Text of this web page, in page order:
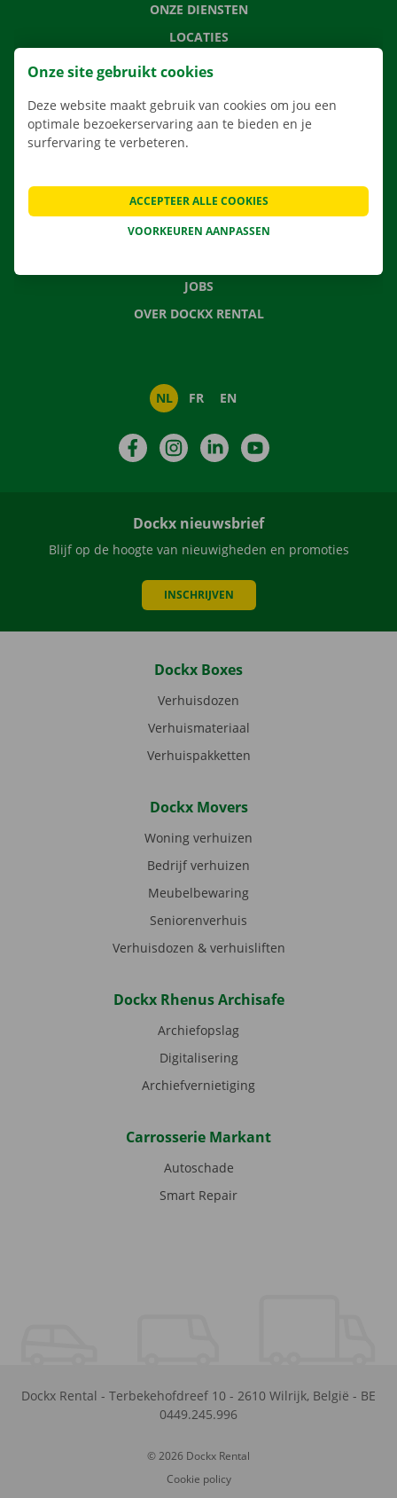
ONZE DIENSTEN
LOCATIES
APP
VEELGESTELDE VRAGEN
NIEUWS
JOBS
OVER DOCKX RENTAL
NL FR EN
FacebookInstagramLinkedIn
Dockx nieuwsbrief
Blijf op de hoogte van nieuwigheden en promoties
INSCHRIJVEN
Dockx Boxes
Verhuisdozen
Verhuismateriaal
Verhuispakketten
Dockx Movers
Woning verhuizen
Bedrijf verhuizen
Meubelbewaring
Seniorenverhuis
Verhuisdozen & verhuisliften
Dockx Rhenus Archisafe
Archiefopslag
Digitalisering
Archiefvernietiging
Carrosserie Markant
Autoschade
Smart Repair
Dockx Rental - Terbekehofdreef 10 - 2610 Wilrijk, België - BE
0449.245.996
© 2026 Dockx Rental
Cookie policy
Onze site gebruikt cookies
Deze website maakt gebruik van cookies om jou een
optimale bezoekerservaring aan te bieden en je
surfervaring te verbeteren.
VOORKEUREN AANPASSEN
ACCEPTEER ALLE COOKIES